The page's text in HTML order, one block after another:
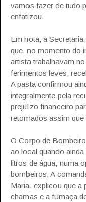
vamos fazer de tudo
enfatizou.
Em nota, a
que, no momento do
artista trabalhavam
ferimentos leves,
A pasta confirmou
integralmente pela
prejuízo financeiro
retomados assim que
O Corpo de
ao local quando
litros de água, numa
bombeiros. A
Maria, explicou que a
chamas e a fumaça